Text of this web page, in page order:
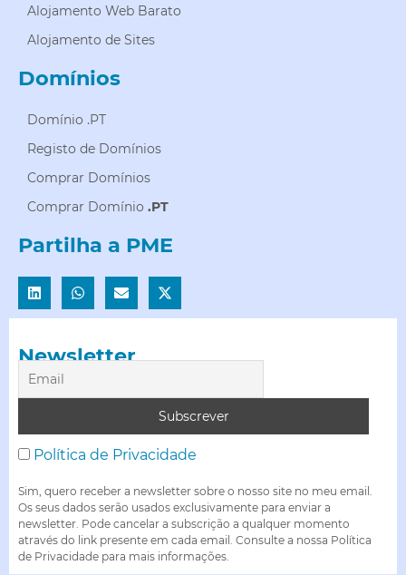
Alojamento Web Barato
Alojamento de Sites
Domínios
Domínio .PT
Registo de Domínios
Comprar Domínios
Comprar Domínio .PT
Partilha a PME
Newsletter
Política de Privacidade
Sim, quero receber a newsletter sobre o nosso site no meu email.
Os seus dados serão usados exclusivamente para enviar a
newsletter. Pode cancelar a subscrição a qualquer momento
através do link presente em cada email. Consulte a nossa Política
de Privacidade para mais informações.